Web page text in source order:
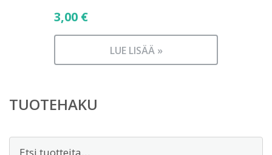
3,00 €
LUE LISÄÄ »
TUOTEHAKU
Etsi: